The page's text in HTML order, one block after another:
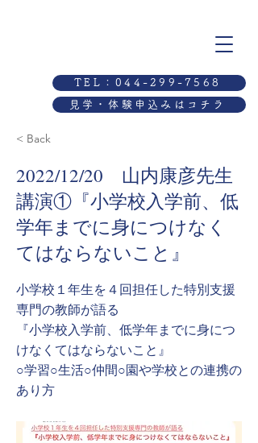
TEL：044-299-7568
見学・体験申込みはコチラ
< Back
2022/12/20 山内康彦先生
講演①『小学校入学前、低
学年までに身につけなく
てはならないこと』
小学校１年生を４回担任した特別支援
専門の教師が語る
『小学校入学前、低学年までに身につ
けなくてはならないこと』
○学習○生活○仲間○園や学校との連携の
あり方